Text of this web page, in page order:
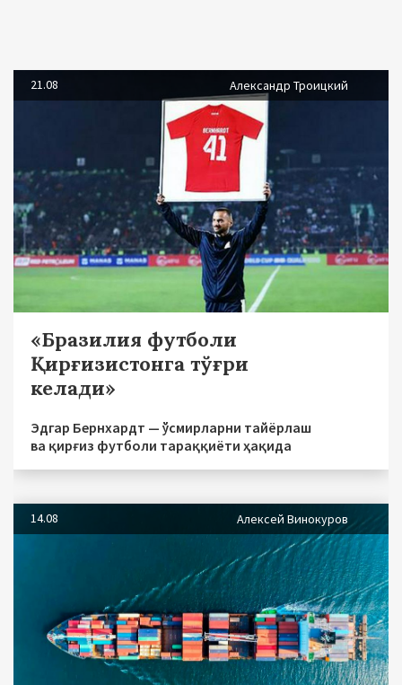
21.08 Александр Троицкий
«Бразилия футболи
Қирғизистонга тўғри
келади»
Эдгар Бернхардт — ўсмирларни тайёрлаш
ва қирғиз футболи тараққиёти ҳақида
14.08 Алексей Винокуров